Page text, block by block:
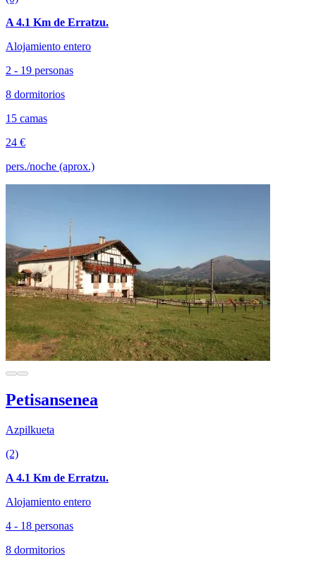
A 4.1 Km de Erratzu.
Alojamiento entero
2 - 19 personas
8 dormitorios
15 camas
24 €
pers./noche (aprox.)
Petisansenea
Azpilkueta
(2)
A 4.1 Km de Erratzu.
Alojamiento entero
4 - 18 personas
8 dormitorios